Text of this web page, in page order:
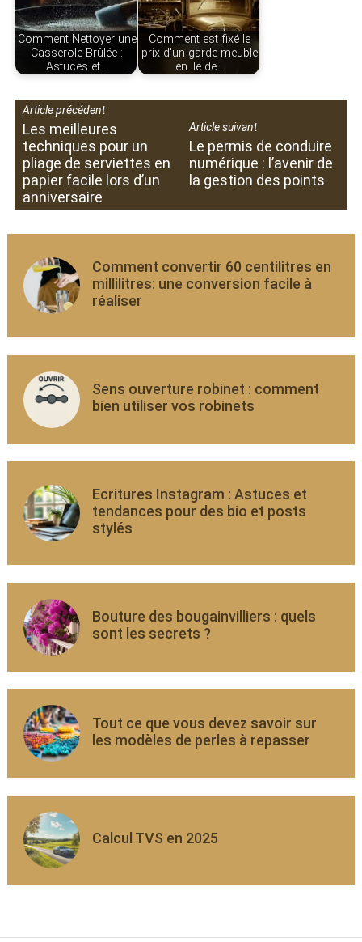
Comment Nettoyer une
Casserole Brûlée :
Astuces et…
Comment est fixé le
prix d'un garde-meuble
en Ile de…
Article précédent
Les meilleures
techniques pour un
pliage de serviettes en
papier facile lors d’un
anniversaire
Article suivant
Le permis de conduire
numérique : l’avenir de
la gestion des points
Comment convertir 60 centilitres en
millilitres: une conversion facile à
réaliser
Sens ouverture robinet : comment
bien utiliser vos robinets
Ecritures Instagram : Astuces et
tendances pour des bio et posts
stylés
Bouture des bougainvilliers : quels
sont les secrets ?
Tout ce que vous devez savoir sur
les modèles de perles à repasser
Calcul TVS en 2025